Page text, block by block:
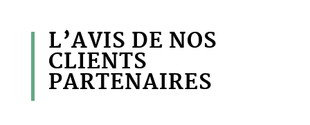
L’AVIS DE NOS
CLIENTS
PARTENAIRES